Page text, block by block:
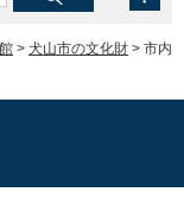
> 犬山市の文化財 > 市内